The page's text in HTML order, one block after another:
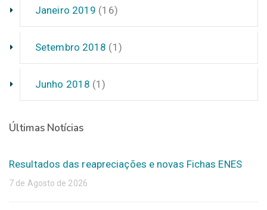
Janeiro 2019 (16)
Setembro 2018 (1)
Junho 2018 (1)
Últimas Notícias
Resultados das reapreciações e novas Fichas ENES
7 de Agosto de 2026